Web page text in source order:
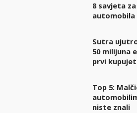
8 savjeta
Sutra
50 milijuna
prvi
Top 5:
niste znali